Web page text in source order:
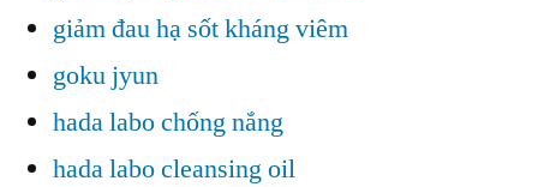
giảm đau hạ sốt kháng viêm
goku jyun
hada labo chống nắng
hada labo cleansing oil